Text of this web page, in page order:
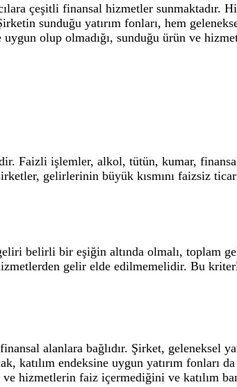
çeşitli finansal hizmetler sunmaktadır.
sunduğu yatırım fonları, hem
olup olmadığı, sunduğu ürün ve
Faizli işlemler, alkol, tütün, kumar,
gelirlerinin büyük kısmını faizsiz
belirli bir eşiğin altında olmalı, toplam
gelir elde edilmemelidir. Bu
alanlara bağlıdır. Şirket, geleneksel
endeksine uygun yatırım fonları
ve hizmetlerin faiz içermediğini ve katılım